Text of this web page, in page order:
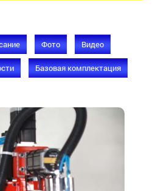
Фото Видео
Базовая комплектация